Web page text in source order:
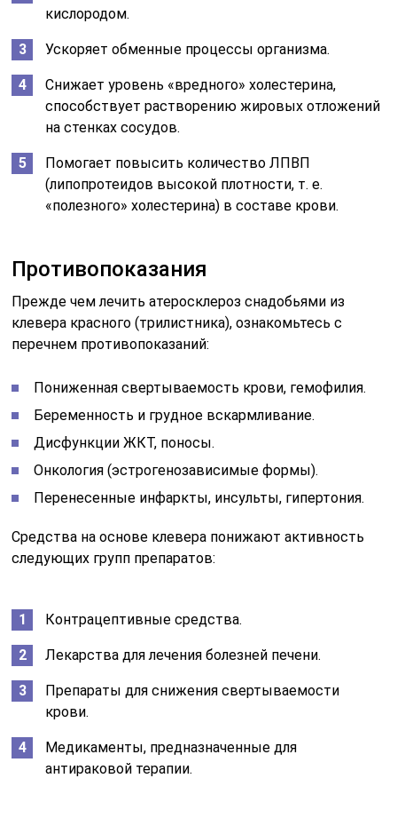
кислородом.
Ускоряет обменные процессы организма.
Снижает уровень «вредного» холестерина,
способствует растворению жировых отложений
на стенках сосудов.
Помогает повысить количество ЛПВП
(липопротеидов высокой плотности, т. е.
«полезного» холестерина) в составе крови.
Противопоказания
Прежде чем лечить атеросклероз снадобьями из
клевера красного (трилистника), ознакомьтесь с
перечнем противопоказаний:
Пониженная свертываемость крови, гемофилия.
Беременность и грудное вскармливание.
Дисфункции ЖКТ, поносы.
Онкология (эстрогенозависимые формы).
Перенесенные инфаркты, инсульты, гипертония.
Средства на основе клевера понижают активность
следующих групп препаратов:
Контрацептивные средства.
Лекарства для лечения болезней печени.
Препараты для снижения свертываемости
крови.
Медикаменты, предназначенные для
антираковой терапии.